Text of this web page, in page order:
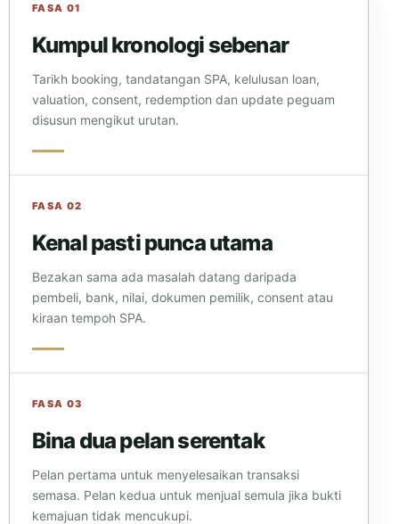
FASA 01
Kumpul kronologi sebenar
Tarikh booking, tandatangan SPA, kelulusan loan,
valuation, consent, redemption dan update peguam
disusun mengikut urutan.
FASA 02
Kenal pasti punca utama
Bezakan sama ada masalah datang daripada
pembeli, bank, nilai, dokumen pemilik, consent atau
kiraan tempoh SPA.
FASA 03
Bina dua pelan serentak
Pelan pertama untuk menyelesaikan transaksi
semasa. Pelan kedua untuk menjual semula jika bukti
kemajuan tidak mencukupi.